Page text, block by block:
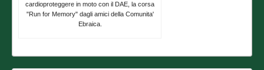
cardioproteggere in moto con il DAE, la corsa
"Run for Memory" dagli amici della Comunita'
Ebraica.